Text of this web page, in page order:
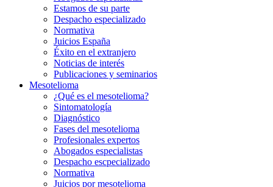
Estamos de su parte
Despacho especializado
Normativa
Juicios España
Éxito en el extranjero
Noticias de interés
Publicaciones y seminarios
Mesotelioma
¿Qué es el mesotelioma?
Sintomatología
Diagnóstico
Fases del mesotelioma
Profesionales expertos
Abogados especialistas
Despacho escpecializado
Normativa
Juicios por mesotelioma